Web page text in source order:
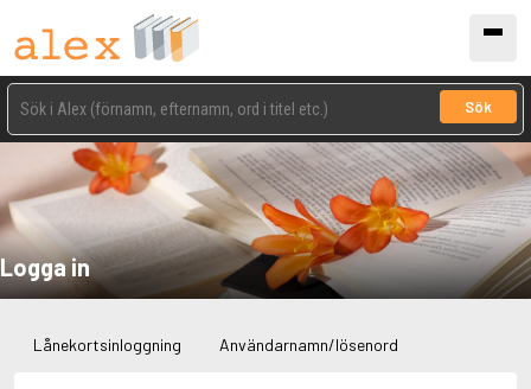
Sök
Logga in
Lånekortsinloggning Användarnamn/lösenord